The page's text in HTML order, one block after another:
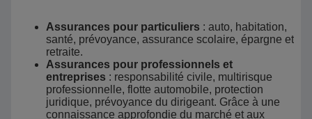
Assurances pour particuliers : auto, habitation,
santé, prévoyance, assurance scolaire, épargne et
retraite.
Assurances pour professionnels et
entreprises : responsabilité civile, multirisque
professionnelle, flotte automobile, protection
juridique, prévoyance du dirigeant. Grâce à une
connaissance approfondie du marché et aux